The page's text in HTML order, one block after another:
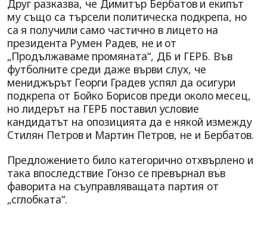
Друг разказва, че Димитър Бербатов и екипът
му също са търсели политическа подкрепа, но
са я получили само частично в лицето на
президента Румен Радев, не и от
„Продължаваме промяната“, ДБ и ГЕРБ. Във
футболните среди даже върви слух, че
мениджърът Георги Градев успял да осигури
подкрепа от Бойко Борисов преди около месец,
но лидерът на ГЕРБ поставил условие
кандидатът на опозицията да е някой измежду
Стилян Петров и Мартин Петров, не и Бербатов.
Предложението било категорично отхвърлено и
така впоследствие Гонзо се превърнал във
фаворита на съуправляващата партия от
„сглобката“.